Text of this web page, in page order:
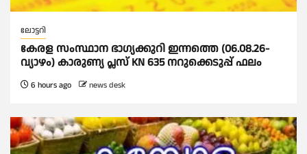
ലോട്ടറി
കേരള സംസ്ഥാന ഭാഗ്യക്കുറി ഇന്നത്തെ (06.08.26-
വ്യാഴം) കാരുണ്യ പ്ലസ് KN 635 നറുക്കെടുപ്പ് ഫലം
6 hours ago news desk